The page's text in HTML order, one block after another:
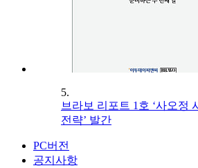
5.
브라보 리포트 1호 ‘사오정
전략’ 발간
PC버전
공지사항